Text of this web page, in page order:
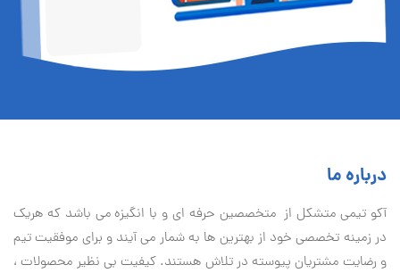
درباره ما
آكو تيمی متشکل از متخصصین حرفه ای و با انگیزه می باشد که هریک
در زمینه تخصصی خود از بهترین ها به شمار می آیند و برای موفقیت تيم
و رضایت مشتریان پیوسته در تلاش هستند. کیفیت بی نظير محصولات ،